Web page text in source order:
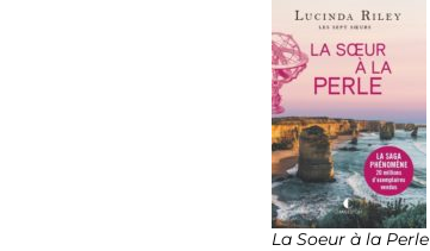
La Soeur à la Perle